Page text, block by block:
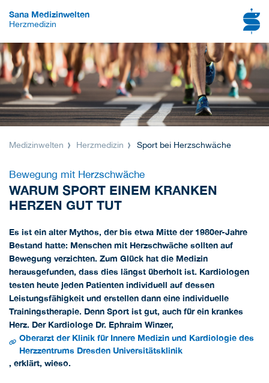
Sana Medizinwelten
Herzmedizin
Medizinwelten Herzmedizin Sport bei Herzschwäche
Bewegung mit Herzschwäche
WARUM SPORT EINEM KRANKEN
HERZEN GUT TUT
Es ist ein alter Mythos, der bis etwa Mitte der 1980er-Jahre
Bestand hatte: Menschen mit Herzschwäche sollten auf
Bewegung verzichten. Zum Glück hat die Medizin
herausgefunden, dass dies längst überholt ist. Kardiologen
testen heute jeden Patienten individuell auf dessen
Leistungsfähigkeit und erstellen dann eine individuelle
Trainingstherapie. Denn Sport ist gut, auch für ein krankes
Herz. Der Kardiologe Dr. Ephraim Winzer,
Oberarzt der Klinik für Innere Medizin und Kardiologie des
Herzzentrums Dresden Universitätsklinik
, erklärt, wieso.